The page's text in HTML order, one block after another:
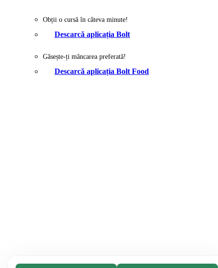
Obții o cursă în câteva minute!
Descarcă aplicația Bolt
Găsește-ți mâncarea preferată!
Descarcă aplicația Bolt Food